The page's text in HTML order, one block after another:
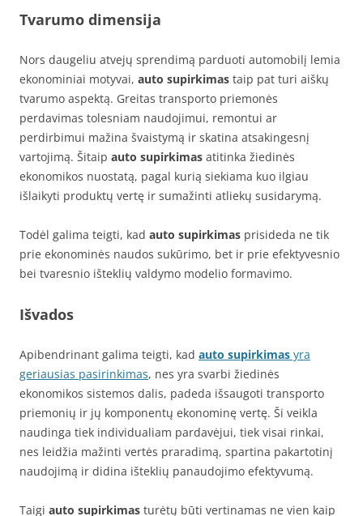
Tvarumo dimensija
Nors daugeliu atvejų sprendimą parduoti automobilį lemia
ekonominiai motyvai, auto supirkimas taip pat turi aiškų
tvarumo aspektą. Greitas transporto priemonės
perdavimas tolesniam naudojimui, remontui ar
perdirbimui mažina švaistymą ir skatina atsakingesnį
vartojimą. Šitaip auto supirkimas atitinka žiedinės
ekonomikos nuostatą, pagal kurią siekiama kuo ilgiau
išlaikyti produktų vertę ir sumažinti atliekų susidarymą.
Todėl galima teigti, kad auto supirkimas prisideda ne tik
prie ekonominės naudos sukūrimo, bet ir prie efektyvesnio
bei tvaresnio išteklių valdymo modelio formavimo.
Išvados
Apibendrinant galima teigti, kad auto supirkimas yra
geriausias pasirinkimas, nes yra svarbi žiedinės
ekonomikos sistemos dalis, padeda išsaugoti transporto
priemonių ir jų komponentų ekonominę vertę. Ši veikla
naudinga tiek individualiam pardavėjui, tiek visai rinkai,
nes leidžia mažinti vertės praradimą, spartina pakartotinį
naudojimą ir didina išteklių panaudojimo efektyvumą.
Taigi auto supirkimas turėtų būti vertinamas ne vien kaip